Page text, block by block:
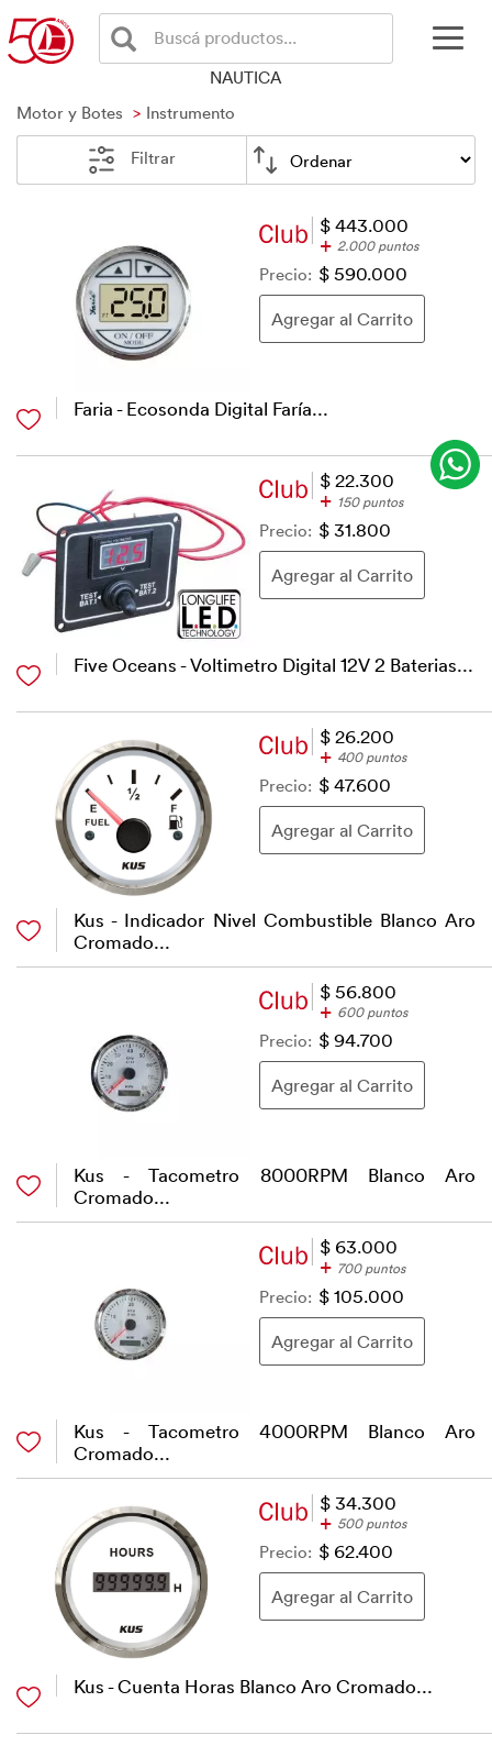
Buscá productos...
NAUTICA
Motor y Botes
Instrumento
Filtrar
$ 443.000
+ 2.000 puntos
Precio: $ 590.000
Faria - Ecosonda Digital Faría...
$ 22.300
+ 150 puntos
Precio: $ 31.800
Five Oceans - Voltimetro Digital 12V 2 Baterias...
$ 26.200
+ 400 puntos
Precio: $ 47.600
Kus - Indicador Nivel Combustible Blanco Aro
Cromado...
$ 56.800
+ 600 puntos
Precio: $ 94.700
Kus - Tacometro 8000RPM Blanco Aro
Cromado...
$ 63.000
+ 700 puntos
Precio: $ 105.000
Kus - Tacometro 4000RPM Blanco Aro
Cromado...
$ 34.300
+ 500 puntos
Precio: $ 62.400
Kus - Cuenta Horas Blanco Aro Cromado...